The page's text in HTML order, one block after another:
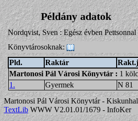
Példány adatok
Nordqvist, Sven : Egész évben
Könyvtárosoknak:
Pld.
Raktár
Martonosi Pál Városi Könyvtár : 1
1.
Gyermek N 81
Martonosi Pál Városi Könyvtár -
TextLib WWW V2.01.01/1679 - InfoKer